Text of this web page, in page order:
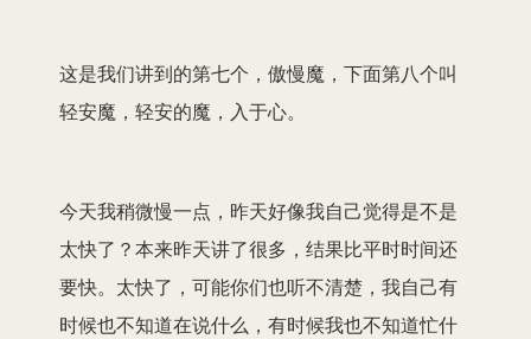
这是我们讲到的第七个，傲慢魔，下面第八个叫
轻安魔，轻安的魔，入于心。
今天我稍微慢一点，昨天好像我自己觉得是不是
太快了？本来昨天讲了很多，结果比平时时间还
要快。太快了，可能你们也听不清楚，我自己有
时候也不知道在说什么，有时候我也不知道忙什